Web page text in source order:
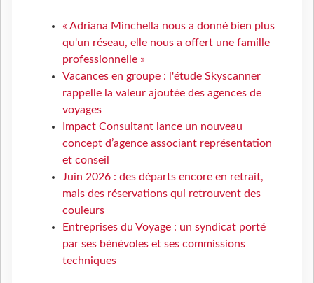
« Adriana Minchella nous a donné bien plus
qu'un réseau, elle nous a offert une famille
professionnelle »
Vacances en groupe : l'étude Skyscanner
rappelle la valeur ajoutée des agences de
voyages
Impact Consultant lance un nouveau
concept d’agence associant représentation
et conseil
Juin 2026 : des départs encore en retrait,
mais des réservations qui retrouvent des
couleurs
Entreprises du Voyage : un syndicat porté
par ses bénévoles et ses commissions
techniques